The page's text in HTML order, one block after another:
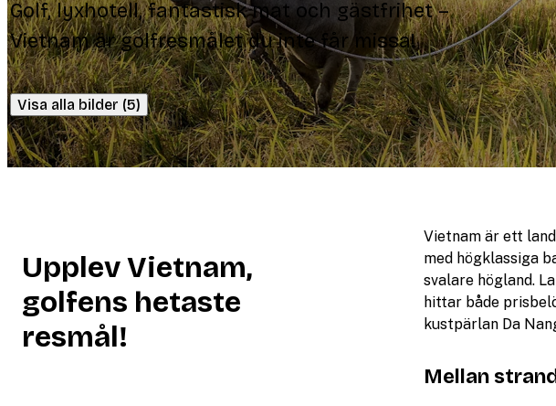
Golf, lyxhotell, fantastisk mat och gästfrihet –
Vietnam är golfresmålet du inte får missa!
Visa alla bilder (5)
Upplev Vietnam,
golfens hetaste
resmål!
Vietnam är ett
med högklassiga
svalare högland.
hittar både
kustpärlan Da
Mellan